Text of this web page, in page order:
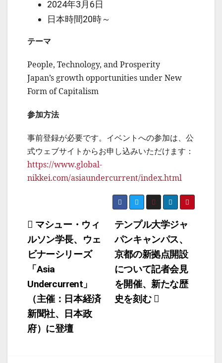
2024年3月6日
日本時間20時～
テーマ
People, Technology, and Prosperity
Japan’s growth opportunities under New
Form of Capitalism
参加方法
事前登録が必要です。イベントへの参加は、公
式ウェブサイトからお申し込みいただけます：
https://www.global-
nikkei.com/asiaundercurrent/index.html
投
稿
ナ
ビ
ゲ
ー
シ
テンプル大学ジャ
パンキャンパス、
京都の新拠点開設
について記者会見
を開催、新たな歴
史を刻む
マシュー・ウィ
ルソン学長、ウェ
ビナーシリーズ
「Asia
Undercurrent」
（主催：日本経済
新聞社、日本政
府）に登壇